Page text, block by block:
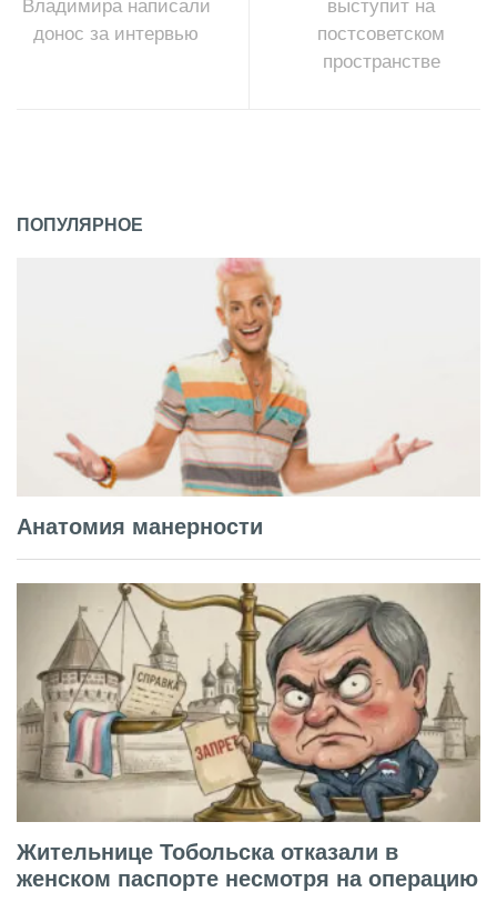
Владимира написали
донос за интервью
выступит на
постсоветском
пространстве
ПОПУЛЯРНОЕ
Анатомия манерности
Жительнице Тобольска отказали в
женском паспорте несмотря на операцию